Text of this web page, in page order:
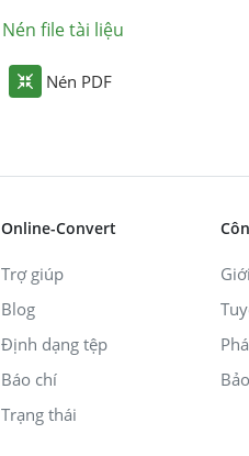
Nén file tài liệu
Nén PDF
Online-Convert
Trợ giúp
Blog
Định dạng tệp
Báo chí
Trạng thái